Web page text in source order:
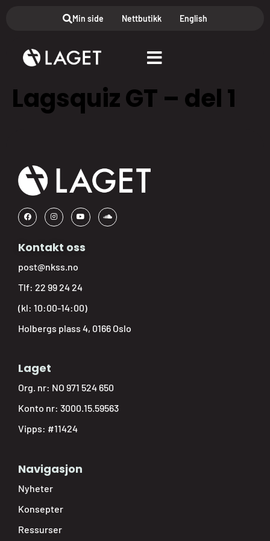
Min side Nettbutikk English
Lagsquiz GT – del 1
Kontakt oss
post@nkss.no
Tlf: 22 99 24 24
(kl: 10:00-14:00)
Holbergs plass 4, 0166 Oslo
Laget
Org. nr: NO 971 524 650
Konto nr: 3000.15.59563
Vipps: #11424
Navigasjon
Nyheter
Konsepter
Ressurser